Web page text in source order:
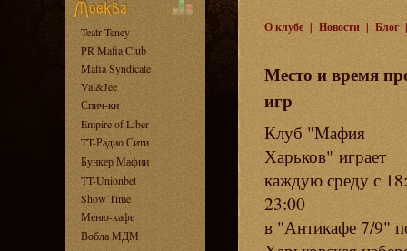
Teatr Teney
PR Mafia Club
Mafia Syndicate
Val&Jee
Спич-ки
Empire of Liber
TT-Радио Сити
Бункер Мафии
TT-Unionbet
Show Time
Меню-кафе
Вобла МДМ
О клубе | Новости | Блог
Место и время
игр
Клуб "Мафия
Харьков" играет
каждую среду с
23:00
в "Антикафе 7/9"